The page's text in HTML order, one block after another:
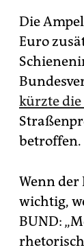
Die
Euro
kürzte die
betroffen.
Wenn
wichtig,
BUND: